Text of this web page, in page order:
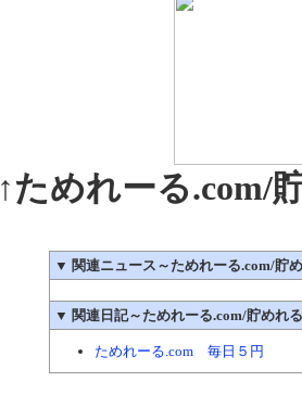
↑ためれーる.com/
▼ 関連ニュース～ためれーる.com/貯
▼ 関連日記～ためれーる.com/貯めれ
ためれーる.com 毎日５円